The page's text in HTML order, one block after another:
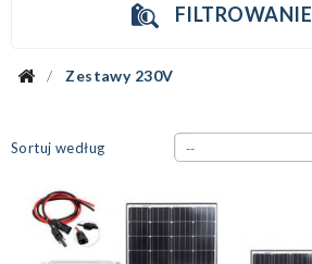
Zestawy 230V
Sortuj według --
FILTROWANIE